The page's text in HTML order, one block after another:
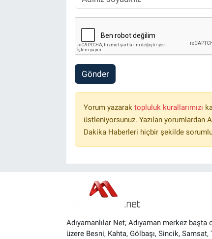
Gönder
Yorum yazarak topluluk kurallarımızı
üstleniyorsunuz. Yazılan yorumlardan
Dakika Haberleri hiçbir şekilde
Adıyamanlılar Net; Adıyaman merkez başta
üzere Besni, Kahta, Gölbaşı, Sincik, Samsat,